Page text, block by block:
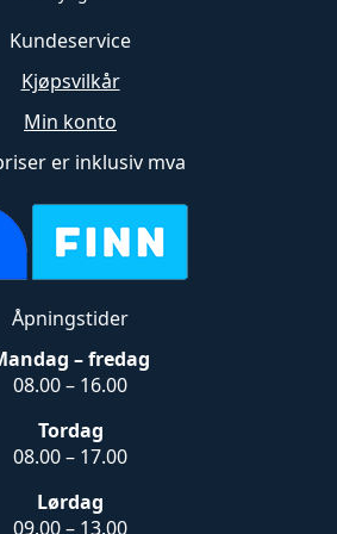
Kundeservice
Kjøpsvilkår
Min konto
er inklusiv mva
Åpningstider
– fredag
08.00 – 16.00
Tordag
08.00 – 17.00
Lørdag
09.00 – 13.00